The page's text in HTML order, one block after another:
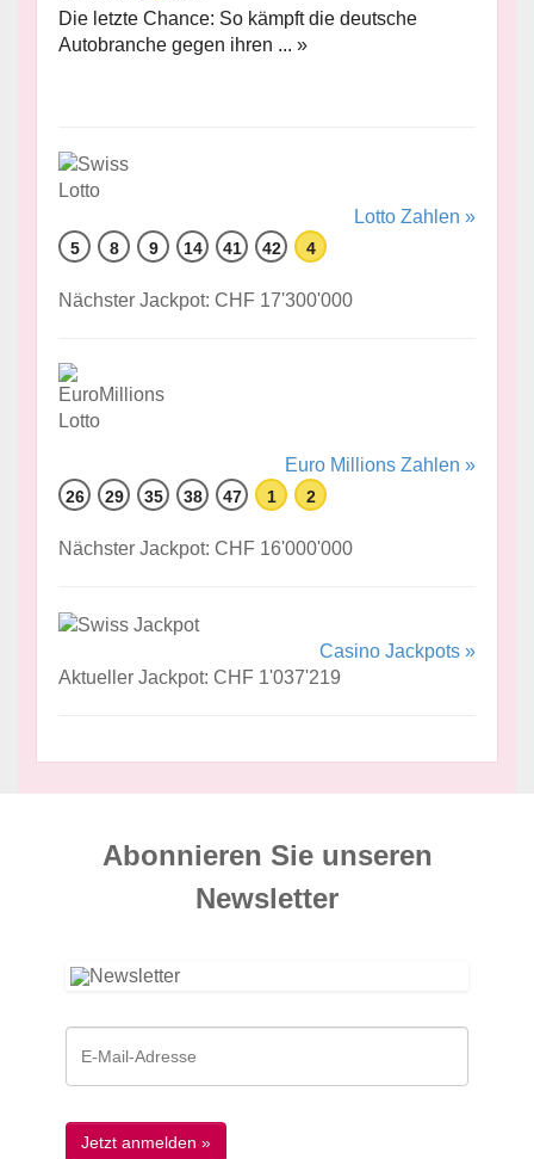
Die letzte Chance: So kämpft die deutsche
Autobranche gegen ihren ... »
Lotto Zahlen »
5 8 9 14 41 42 4
Nächster Jackpot: CHF 17'300'000
Euro Millions Zahlen »
26 29 35 38 47 1 2
Nächster Jackpot: CHF 16'000'000
Casino Jackpots »
Aktueller Jackpot: CHF 1'037'219
Abonnieren Sie unseren
News­letter